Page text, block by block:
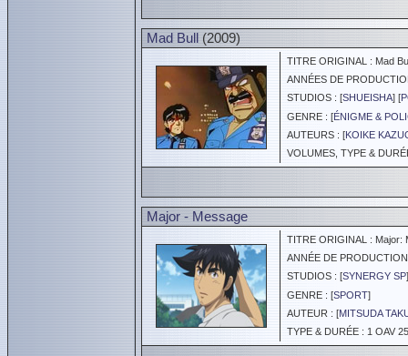
Mad Bull (2009)
TITRE ORIGINAL : Mad
ANNÉES DE
STUDIOS : [SHUEISHA] [
GENRE : [ÉNIGME &
AUTEURS : [KOIKE
VOLUMES, TYPE &
Major - Message
TITRE ORIGINAL : Major:
ANNÉE DE
STUDIOS : [SYNERGY SP
GENRE : [SPORT]
AUTEUR : [MITSUDA
TYPE & DURÉE : 1 OAV